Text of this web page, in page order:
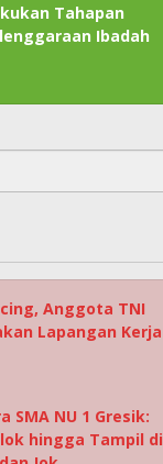
Tahapan
Ibadah
Anggota TNI
Lapangan Kerja
SMA NU 1 Gresik:
hingga Tampil di